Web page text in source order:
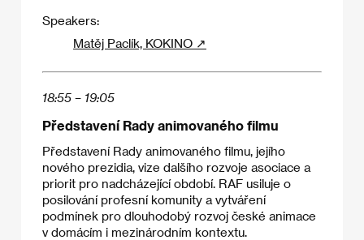
Speakers:
Matěj Paclík, KOKINO ↗
18:55 – 19:05
Představení Rady animovaného filmu
Představení Rady animovaného filmu, jejího
nového prezidia, vize dalšího rozvoje asociace a
priorit pro nadcházející období. RAF usiluje o
posilování profesní komunity a vytváření
podmínek pro dlouhodobý rozvoj české animace
v domácím i mezinárodním kontextu.